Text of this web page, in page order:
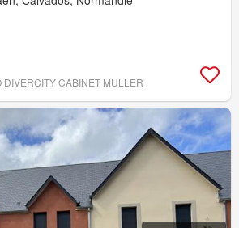
DIVERCITY CABINET MULLER